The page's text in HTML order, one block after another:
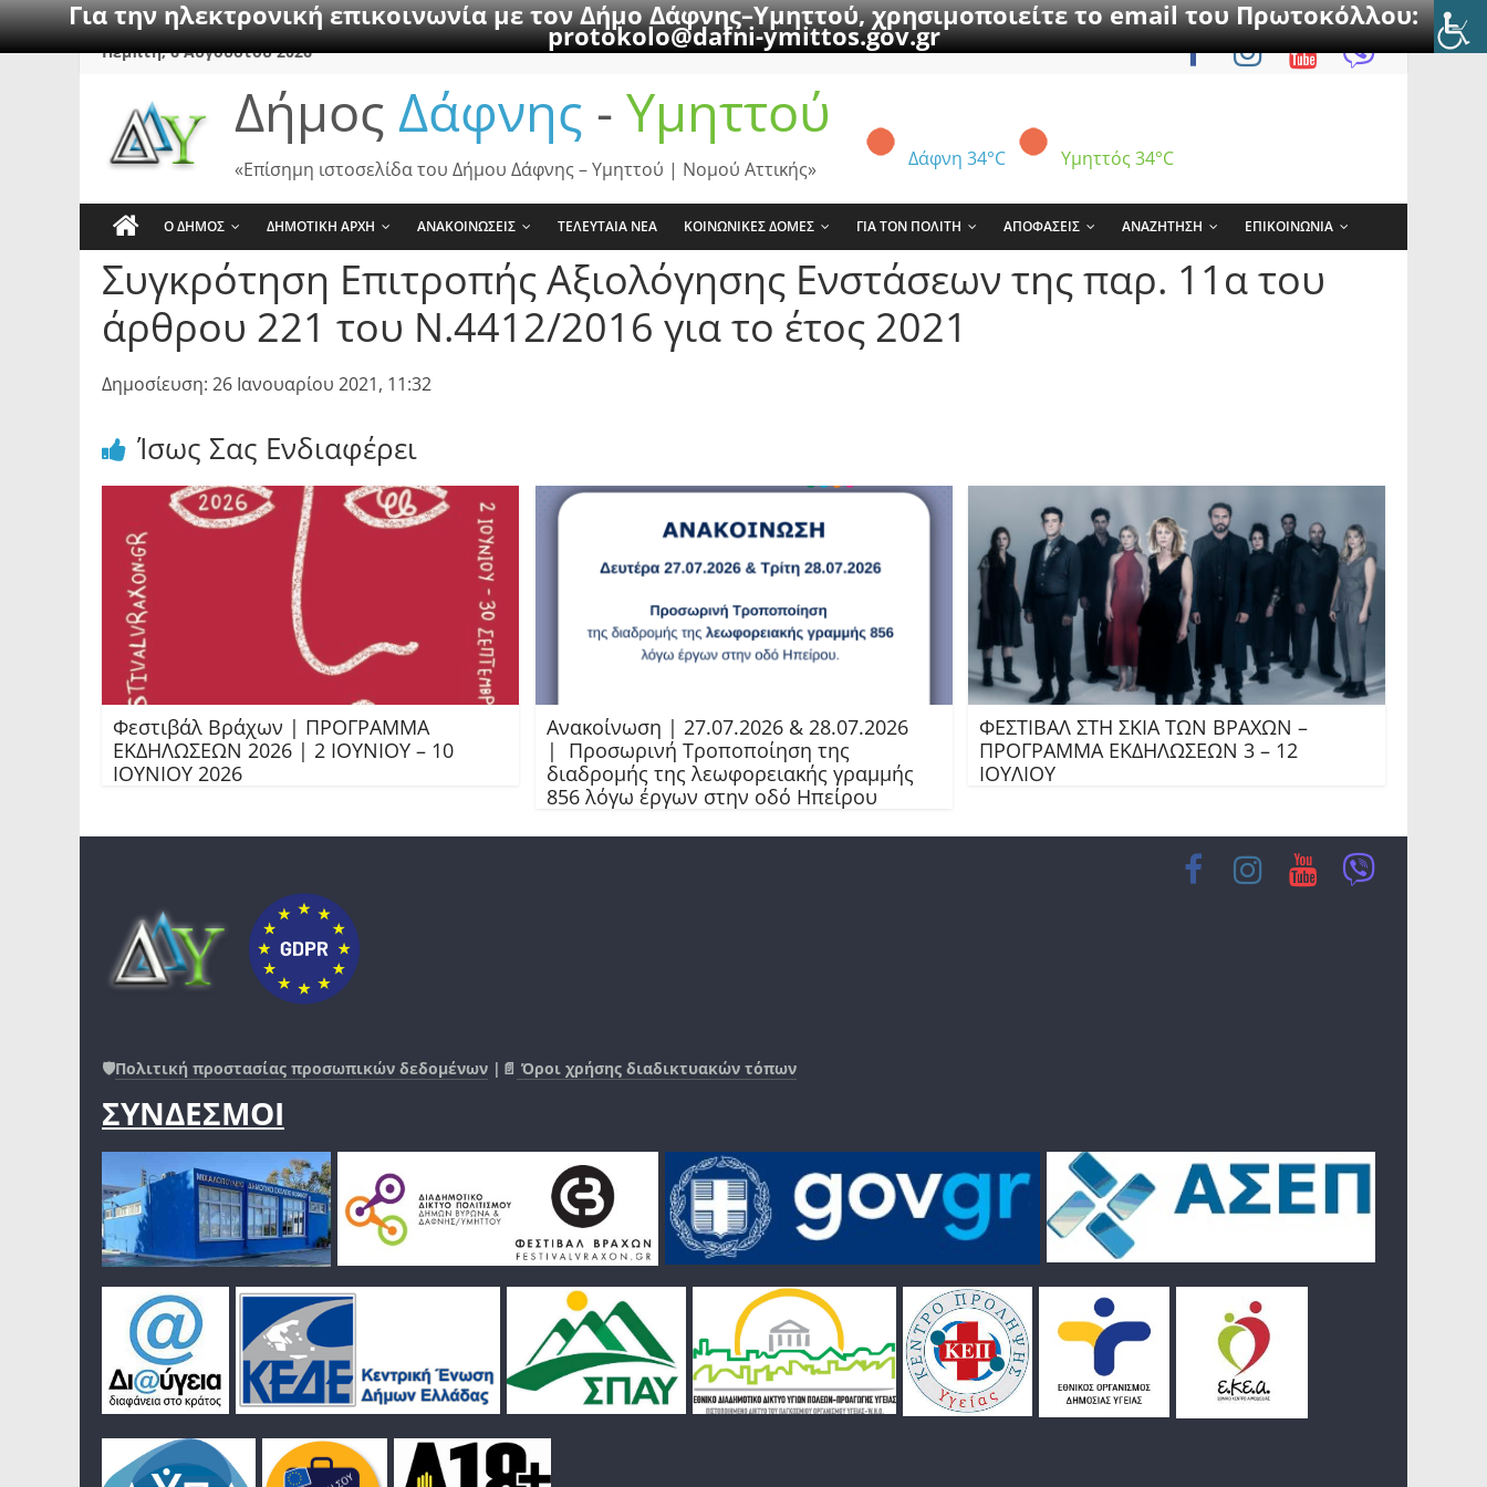
Για την ηλεκτρονική επικοινωνία με τον Δήμο Δάφνης–Υμηττού, χρησιμοποιείτε το email του Πρωτοκόλλου:
protokolo@dafni-ymittos.gov.gr
SkipΠέμπτη, 6 Αυγούστου 2026
Δήμος Δάφνης - Υμηττού
Δάφνη 34°C Υμηττός 34°C
«Επίσημη ιστοσελίδα του Δήμου Δάφνης – Υμηττού | Νομού Αττικής»
Ο ΔΗΜΟΣ ΔΗΜΟΤΙΚΗ ΑΡΧΗ ΑΝΑΚΟΙΝΩΣΕΙΣ ΤΕΛΕΥΤΑΙΑ ΝΕΑ ΚΟΙΝΩΝΙΚΕΣ ΔΟΜΕΣ ΓΙΑ ΤΟΝ ΠΟΛΙΤΗ ΑΠΟΦΑΣΕΙΣ ΑΝΑΖΗΤΗΣΗ ΕΠΙΚΟΙΝΩΝΙΑ
Συγκρότηση Επιτροπής Αξιολόγησης Ενστάσεων της παρ. 11α του
άρθρου 221 του Ν.4412/2016 για το έτος 2021
Δημοσίευση: 26 Ιανουαρίου 2021, 11:32
Ίσως Σας Ενδιαφέρει
Φεστιβάλ Βράχων | ΠΡΟΓΡΑΜΜΑ
ΕΚΔΗΛΩΣΕΩΝ 2026 | 2 ΙΟΥΝΙΟΥ – 10
ΙΟΥΝΙΟΥ 2026
Ανακοίνωση | 27.07.2026 & 28.07.2026
| Προσωρινή Τροποποίηση της
διαδρομής της λεωφορειακής γραμμής
856 λόγω έργων στην οδό Ηπείρου
ΦΕΣΤΙΒΑΛ ΣΤΗ ΣΚΙΑ ΤΩΝ ΒΡΑΧΩΝ –
ΠΡΟΓΡΑΜΜΑ ΕΚΔΗΛΩΣΕΩΝ 3 – 12
ΙΟΥΛΙΟΥ
🛡️Πολιτική προστασίας προσωπικών δεδομένων |📄 Όροι χρήσης διαδικτυακών τόπων
ΣΥΝΔΕΣΜΟΙ